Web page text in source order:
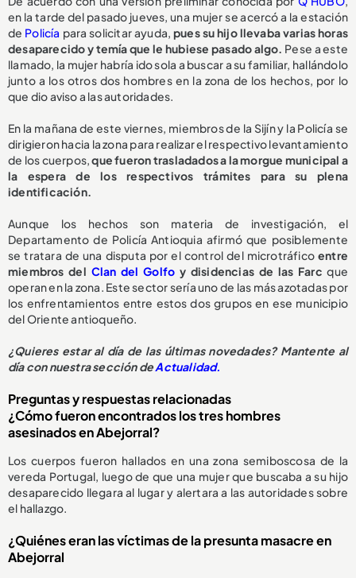
en la tarde del pasado jueves, una mujer se acercó a la estación
de Policía para solicitar ayuda, pues su hijo llevaba varias horas
desaparecido y temía que le hubiese pasado algo. Pese a este
llamado, la mujer habría ido sola a buscar a su familiar, hallándolo
junto a los otros dos hombres en la zona de los hechos, por lo
que dio aviso a las autoridades.
En la mañana de este viernes, miembros de la Sijín y la Policía se
dirigieron hacia la zona para realizar el respectivo levantamiento
de los cuerpos,que fueron trasladados a la morgue municipal a
la espera de los respectivos trámites para su plena
identificación.
Aunque los hechos son materia de investigación, el
Departamento de Policía Antioquia afirmó que posiblemente
se tratara de una disputa por el control del microtráfico entre
miembros del Clan del Golfo y disidencias de las Farcque
operan en la zona. Este sector sería uno de las más azotadas por
los enfrentamientos entre estos dos grupos en ese municipio
del Oriente antioqueño.
¿Quieres estar al día de las últimas novedades? Mantente al
día con nuestra sección deActualidad.
Preguntas y respuestas relacionadas
¿Cómo fueron encontrados los tres hombres
asesinados en Abejorral?
Los cuerpos fueron hallados en una zona semiboscosa de la
vereda Portugal, luego de que una mujer que buscaba a su hijo
desaparecido llegara al lugar y alertara a las autoridades sobre
el hallazgo.
¿Quiénes eran las víctimas de la presunta masacre en
Abejorral